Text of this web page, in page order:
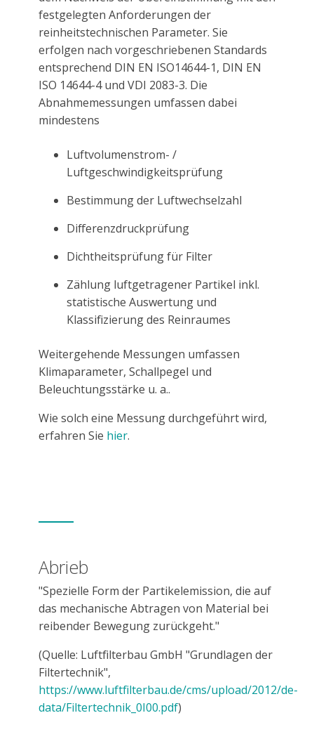
festgelegten Anforderungen der
reinheitstechnischen Parameter. Sie
erfolgen nach vorgeschriebenen Standards
entsprechend DIN EN ISO14644-1, DIN EN
ISO 14644-4 und VDI 2083-3. Die
Abnahmemessungen umfassen dabei
mindestens
Luftvolumenstrom- /
Luftgeschwindigkeitsprüfung
Bestimmung der Luftwechselzahl
Differenzdruckprüfung
Dichtheitsprüfung für Filter
Zählung luftgetragener Partikel inkl.
statistische Auswertung und
Klassifizierung des Reinraumes
Weitergehende Messungen umfassen
Klimaparameter, Schallpegel und
Beleuchtungsstärke u. a..
Wie solch eine Messung durchgeführt wird,
erfahren Sie hier.
Abrieb
"Spezielle Form der Partikelemission, die auf
das mechanische Abtragen von Material bei
reibender Bewegung zurückgeht."
(Quelle: Luftfilterbau GmbH "Grundlagen der
Filtertechnik",
https://www.luftfilterbau.de/cms/upload/2012/de-
data/Filtertechnik_0I00.pdf)